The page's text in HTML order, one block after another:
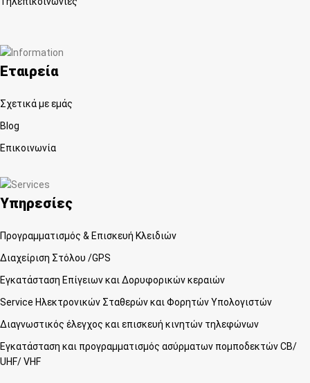
Εταιρεία
Σχετικά με εμάς
Blog
Επικοινωνία
Υπηρεσίες
Προγραμματισμός & Επισκευή Κλειδιών
Διαχείριση Στόλου /GPS
Εγκατάσταση Επίγειων και Δορυφορικών κεραιών
Service Ηλεκτρονικών Σταθερών και Φορητών Υπολογιστών
Διαγνωστικός έλεγχος και επισκευή κινητών τηλεφώνων
Εγκατάσταση και προγραμματισμός ασύρματων πομποδεκτών CB/
UHF/ VHF